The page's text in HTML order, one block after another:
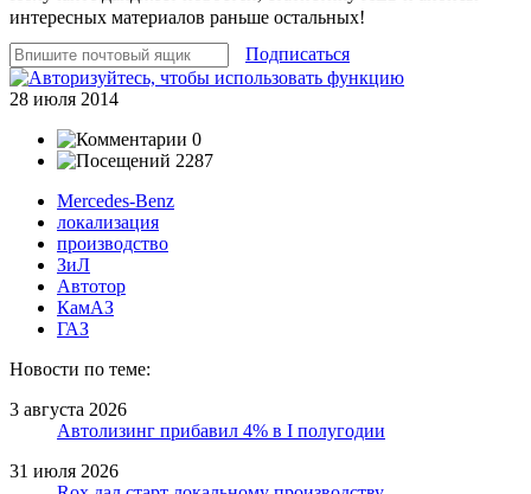
интересных материалов раньше остальных!
Подписаться
28 июля 2014
0
2287
Mercedes-Benz
локализация
производство
ЗиЛ
Автотор
КамАЗ
ГАЗ
Новости по теме:
3 августа 2026
Автолизинг прибавил 4% в I полугодии
31 июля 2026